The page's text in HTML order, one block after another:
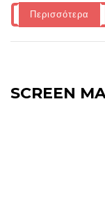
Περισσότερα
SCREEN